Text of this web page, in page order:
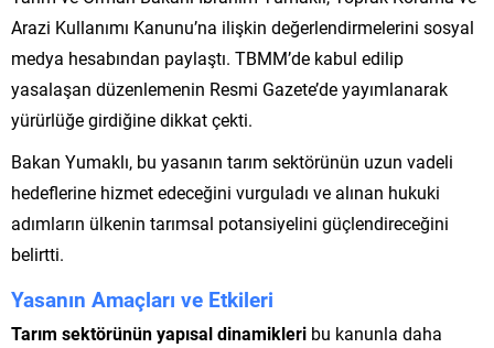
Arazi Kullanımı Kanunu’na ilişkin değerlendirmelerini sosyal
medya hesabından paylaştı. TBMM’de kabul edilip
yasalaşan düzenlemenin Resmi Gazete’de yayımlanarak
yürürlüğe girdiğine dikkat çekti.
Bakan Yumaklı, bu yasanın tarım sektörünün uzun vadeli
hedeflerine hizmet edeceğini vurguladı ve alınan hukuki
adımların ülkenin tarımsal potansiyelini güçlendireceğini
belirtti.
Yasanın Amaçları ve Etkileri
Tarım sektörünün yapısal dinamikleri bu kanunla daha